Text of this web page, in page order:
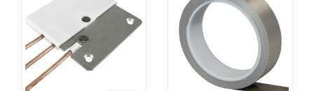
Utilisation à l'intérieur comme à l'extérieur (joint
supplémentaire nécessaire). Plus fin qu'un panneau de
construction en placoplatre avec son épaisseur de 11 mm,
il peut aussi être prévu encastré.